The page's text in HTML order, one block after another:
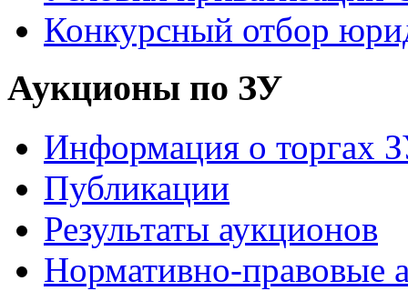
Конкурсный отбор
Аукционы по ЗУ
Информация о торгах
Публикации
Результаты аукционов
Нормативно-правовые